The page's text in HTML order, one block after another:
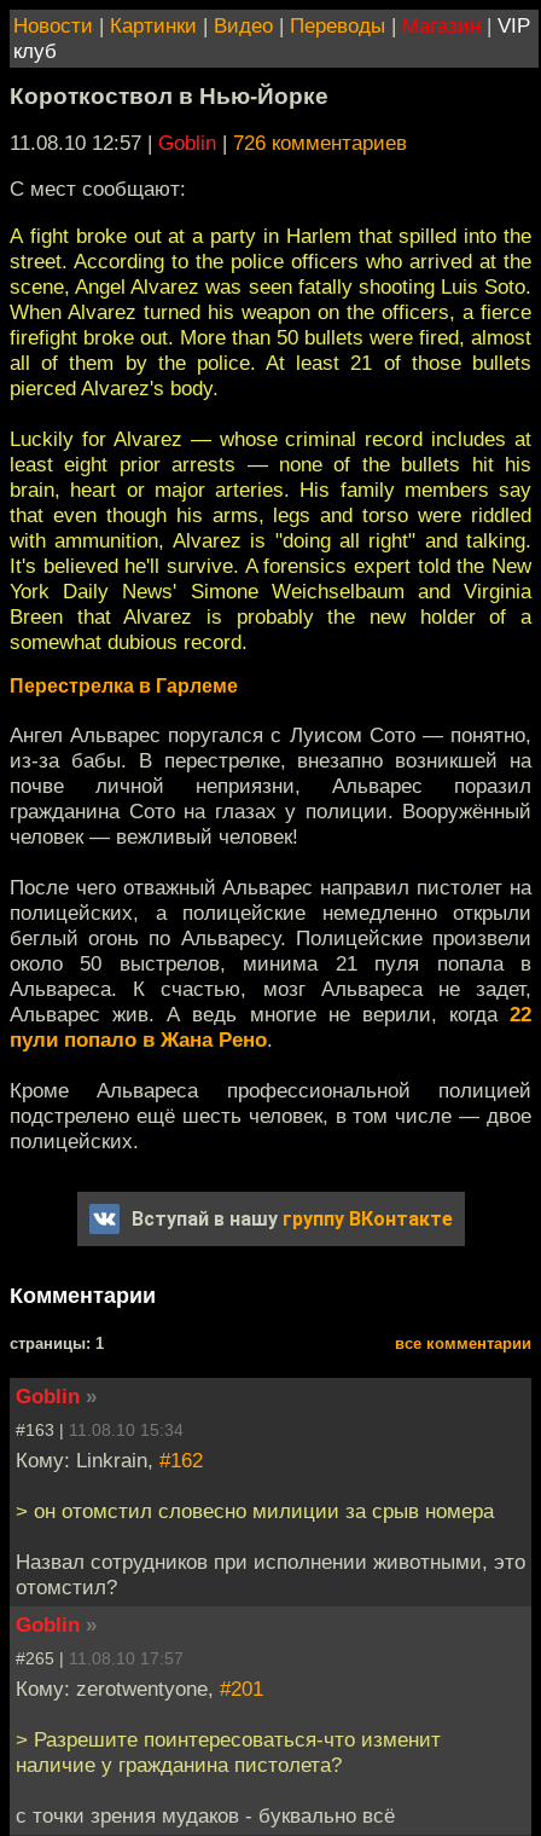
Новости | Картинки | Видео | Переводы | Магазин | VIP
клуб
Короткоствол в Нью-Йорке
11.08.10 12:57 | Goblin | 726 комментариев
С мест сообщают:
А fight broke out at a party in Harlem that spilled into the
street. According to the police officers who arrived at the
scene, Angel Alvarez was seen fatally shooting Luis Soto.
When Alvarez turned his weapon on the officers, a fierce
firefight broke out. More than 50 bullets were fired, almost
all of them by the police. At least 21 of those bullets
pierced Alvarez's body.
Luckily for Alvarez — whose criminal record includes at
least eight prior arrests — none of the bullets hit his
brain, heart or major arteries. His family members say
that even though his arms, legs and torso were riddled
with ammunition, Alvarez is "doing all right" and talking.
It's believed he'll survive. A forensics expert told the New
York Daily News' Simone Weichselbaum and Virginia
Breen that Alvarez is probably the new holder of a
somewhat dubious record.
Перестрелка в Гарлеме
Ангел Альварес поругался с Луисом Сото — понятно,
из-за бабы. В перестрелке, внезапно возникшей на
почве личной неприязни, Альварес поразил
гражданина Сото на глазах у полиции. Вооружённый
человек — вежливый человек!
После чего отважный Альварес направил пистолет на
полицейских, а полицейские немедленно открыли
беглый огонь по Альваресу. Полицейские произвели
около 50 выстрелов, минима 21 пуля попала в
Альвареса. К счастью, мозг Альвареса не задет,
Альварес жив. А ведь многие не верили, когда 22
пули попало в Жана Рено.
Кроме Альвареса профессиональной полицией
подстрелено ещё шесть человек, в том числе — двое
полицейских.
Вступай в нашу группу ВКонтакте
Комментарии
cтраницы: 1 все комментарии
Goblin »
#163 | 11.08.10 15:34
Кому: Linkrain, #162
> он отомстил словесно милиции за срыв номера
Назвал сотрудников при исполнении животными, это
отомстил?
Goblin »
#265 | 11.08.10 17:57
Кому: zerotwentyone, #201
> Разрешите поинтересоваться-что изменит
наличие у гражданина пистолета?
с точки зрения мудаков - буквально всё